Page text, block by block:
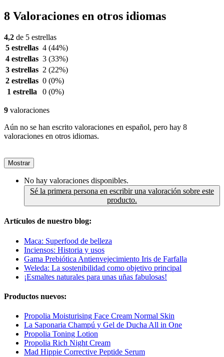
8 Valoraciones en otros idiomas
4,2 de 5 estrellas
5 estrellas 4 (44%)
4 estrellas 3 (33%)
3 estrellas 2 (22%)
2 estrellas 0 (0%)
1 estrella
0 (0%)
9 valoraciones
Aún no se han escrito valoraciones en español, pero hay 8
valoraciones en otros idiomas.
Mostrar
No hay valoraciones disponibles.
Sé la primera persona en escribir una valoración sobre este
producto.
Artículos de nuestro blog:
Maca: Superfood de belleza
Inciensos: Historia y usos
Gama Prebiótica Antienvejecimiento Iris de Farfalla
Weleda: La sostenibilidad como objetivo principal
¡Esmaltes naturales para unas uñas fabulosas!
Productos nuevos:
Propolia Moisturising Face Cream Normal Skin
La Saponaria Champú y Gel de Ducha All in One
Propolia Toning Lotion
Propolia Rich Night Cream
Mad Hippie Corrective Peptide Serum